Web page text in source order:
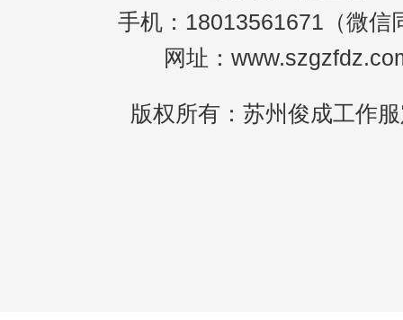
手机：18013561671（微信
网址：
版权所有：苏州俊成工作